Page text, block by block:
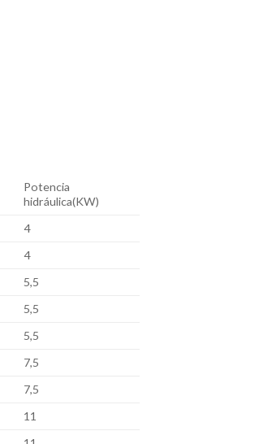
Potencia
hidráulica(KW)
4
4
5,5
5,5
5,5
7,5
7,5
11